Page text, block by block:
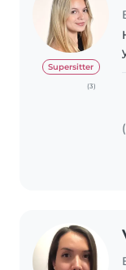
Supersitter
(3)